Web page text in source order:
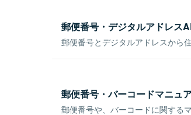
郵便番号・デジタルアドレス
郵便番号とデジタルアドレスから
郵便番号・バーコードマニュ
郵便番号や、バーコードに関する